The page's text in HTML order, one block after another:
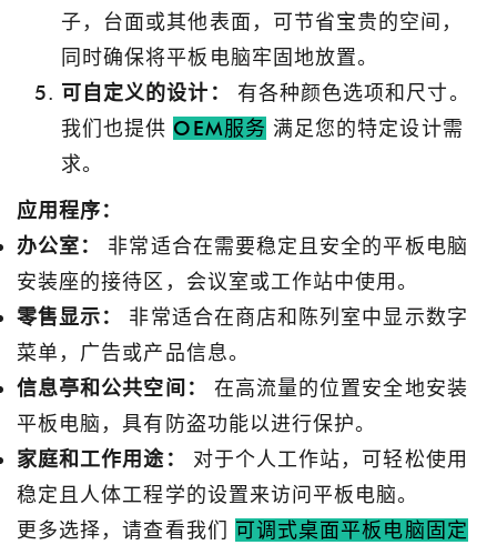
子，台面或其他表面，可节省宝贵的空间，
同时确保将平板电脑牢固地放置。
可自定义的设计：
有各种颜色选项和尺寸。
我们也提供 OEM服务 满足您的特定设计需
求。
应用程序：
办公室：
非常适合在需要稳定且安全的平板电脑
安装座的接待区，会议室或工作站中使用。
零售显示：
非常适合在商店和陈列室中显示数字
菜单，广告或产品信息。
信息亭和公共空间：
在高流量的位置安全地安装
平板电脑，具有防盗功​​能以进行保护。
家庭和工作用途：
对于个人工作站，可轻松使用
稳定且人体工程学的设置来访问平板电脑。
更多选择，请查看我们 可调式桌面平板电脑固定